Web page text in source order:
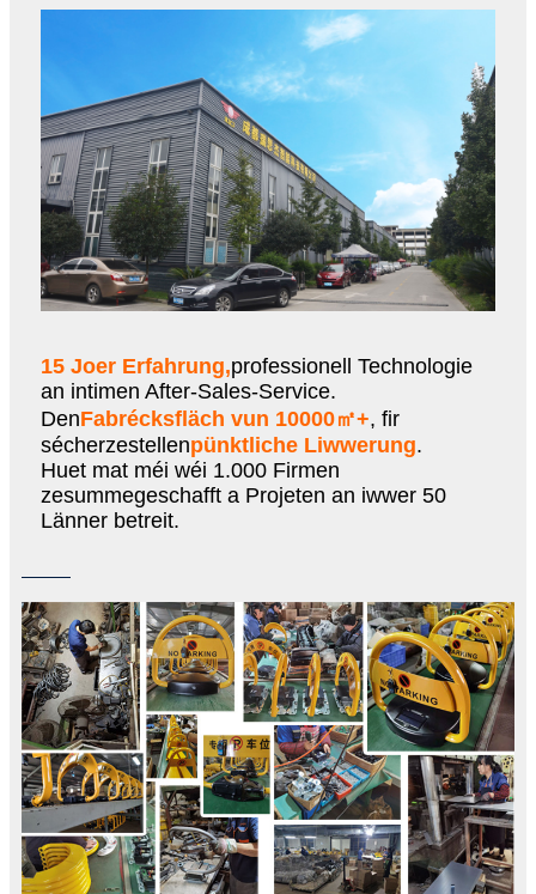
15 Joer Erfahrung,professionell Technologie
an intimen After-Sales-Service.
DenFabrécksfläch vun 10000㎡+, fir
sécherzestellenpünktliche Liwwerung.
Huet mat méi wéi 1.000 Firmen
zesummegeschafft a Projeten an iwwer 50
Länner betreit.